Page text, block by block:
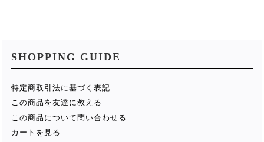
SHOPPING GUIDE
特定商取引法に基づく表記
この商品を友達に教える
この商品について問い合わせる
カートを見る